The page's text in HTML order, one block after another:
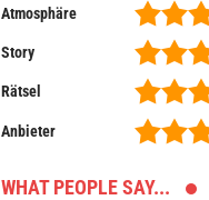
Atmosphäre
Story
Rätsel
Anbieter
WHAT PEOPLE SAY...